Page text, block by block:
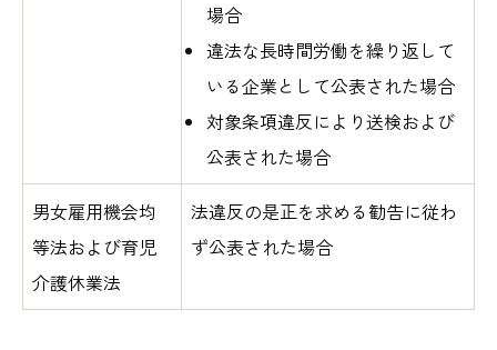
場合
違法な長時間労働を繰り返して
いる企業として公表された場合
対象条項違反により送検および
公表された場合
男女雇用機会均
等法および育児
介護休業法
法違反の是正を求める勧告に従わ
ず公表された場合